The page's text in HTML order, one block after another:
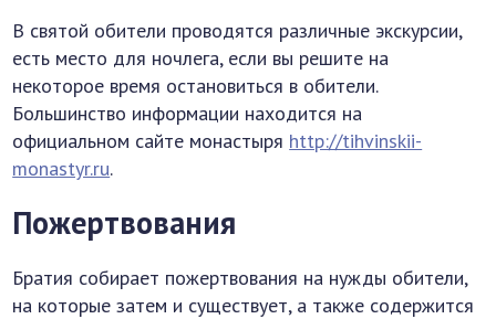
В святой обители проводятся различные экскурсии,
есть место для ночлега, если вы решите на
некоторое время остановиться в обители.
Большинство информации находится на
официальном сайте монастыря http://tihvinskii-
monastyr.ru.
Пожертвования
Братия собирает пожертвования на нужды обители,
на которые затем и существует, а также содержится